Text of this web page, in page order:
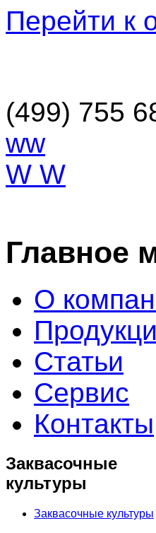
Перейти к
(499) 755
ww
W W
Главное
О
Статьи
Сервис
Контакты
Заквасочные
культуры
Заквасочные культуры